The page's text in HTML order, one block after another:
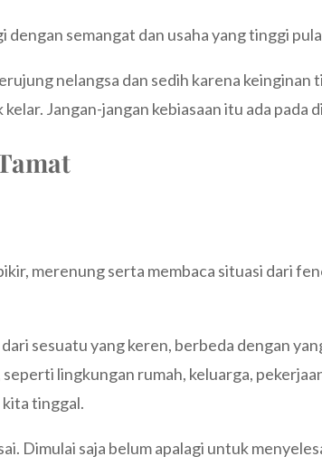
semangat dan usaha yang tinggi
nelangsa dan sedih karena keinginan
Jangan-jangan kebiasaan itu ada pada
merenung serta membaca situasi dari
sesuatu yang keren, berbeda dengan
lingkungan rumah, keluarga,
kita tinggal.
Dimulai saja belum apalagi untuk